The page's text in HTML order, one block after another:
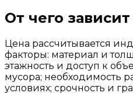
От чего
Цена рассчитывается
факторы: материал и
этажность и доступ к
мусора; необходимость
условиях; срочность и